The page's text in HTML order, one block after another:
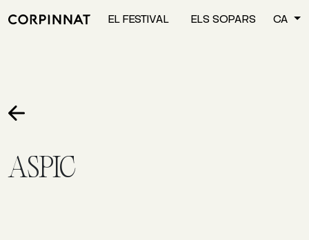
EL FESTIVAL ELS SOPARS CA
ASPIC